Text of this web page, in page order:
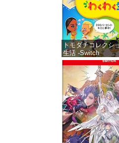
トモダチコレクシ
生活 -Switch